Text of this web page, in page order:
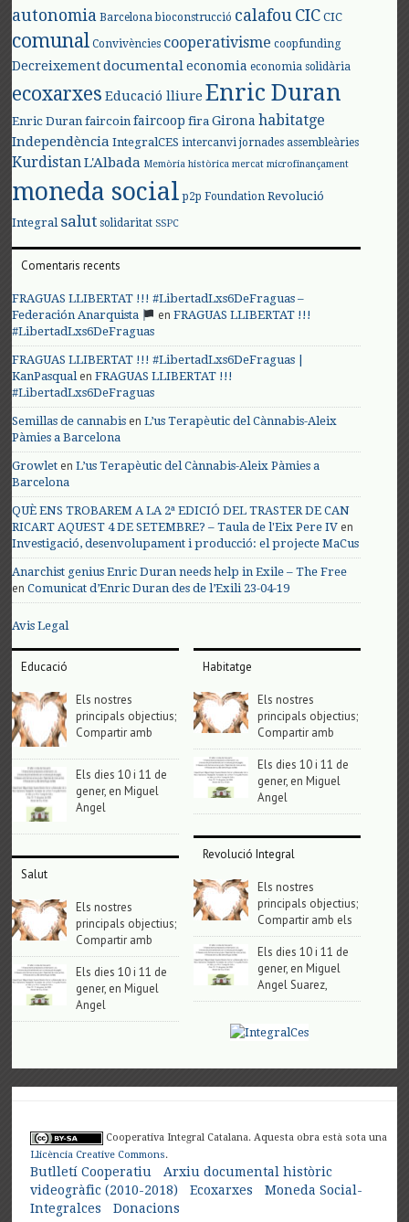
autonomia Barcelona bioconstrucció calafouCIC CIC
comunal Convivències cooperativisme coopfunding
Decreixement documental economia economia solidària
ecoxarxes Educació lliure Enric Duran
Enric Duran faircoin faircoop fira Girona habitatge
Independència IntegralCES intercanvi jornades assembleàries
KurdistanL'Albada Memòria històrica mercat microfinançament
moneda social p2p Foundation Revolució
Integral salut solidaritat SSPC
Comentaris recents
FRAGUAS LLIBERTAT !!! #LibertadLxs6DeFraguas –
Federación Anarquista
enFRAGUAS LLIBERTAT !!!
#LibertadLxs6DeFraguas
FRAGUAS LLIBERTAT !!! #LibertadLxs6DeFraguas |
KanPasqualenFRAGUAS LLIBERTAT !!!
#LibertadLxs6DeFraguas
Semillas de cannabis enL’us Terapèutic del Cànnabis-Aleix
Pàmies a Barcelona
Growlet enL’us Terapèutic del Cànnabis-Aleix Pàmies a
Barcelona
QUÈ ENS TROBAREM A LA 2ª EDICIÓ DEL TRASTER DE CAN
RICART AQUEST 4 DE SETEMBRE? – Taula de l'Eix Pere IV en
Investigació, desenvolupament i producció: el projecte MaCus
Anarchist genius Enric Duran needs help in Exile – The Free
enComunicat d’Enric Duran des de l’Exili 23-04-19
Avis Legal
Educació
Els nostres
principals objectius;
Compartir amb
Els dies 10 i 11 de
gener, en Miguel
Angel
Salut
Els nostres
principals objectius;
Compartir amb
Els dies 10 i 11 de
gener, en Miguel
Angel
Habitatge
Els nostres
principals objectius;
Compartir amb
Els dies 10 i 11 de
gener, en Miguel
Angel
Revolució Integral
Els nostres
principals objectius;
Compartir amb els
Els dies 10 i 11 de
gener, en Miguel
Angel Suarez,
Cooperativa Integral Catalana. Aquesta obra està sota una
Llicència Creative Commons.
Butlletí Cooperatiu
Arxiu documental històric
videogràfic (2010-2018)
Ecoxarxes
Moneda Social-
Integralces
Donacions